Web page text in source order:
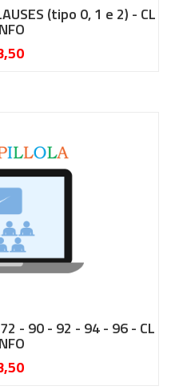
(tipo 0, 1 e 2) - CL
- 90 - 92 - 94 - 96 - CL